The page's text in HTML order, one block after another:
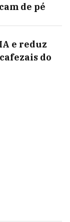
de pé
e reduz
do